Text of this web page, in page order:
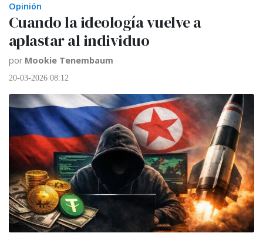
Opinión
Cuando la ideología vuelve a
aplastar al individuo
por Mookie Tenembaum
20-03-2026 08:12